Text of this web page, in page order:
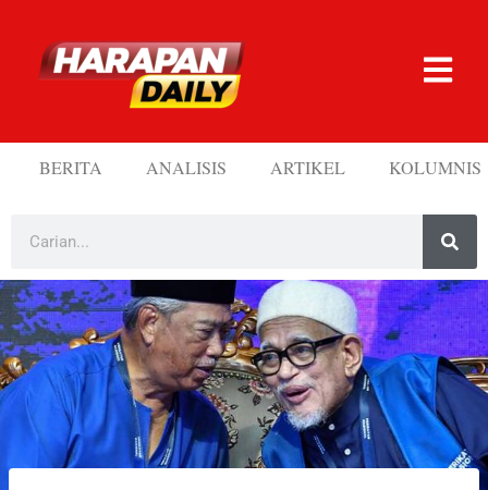
BERITA ANALISIS ARTIKEL KOLUMNIS